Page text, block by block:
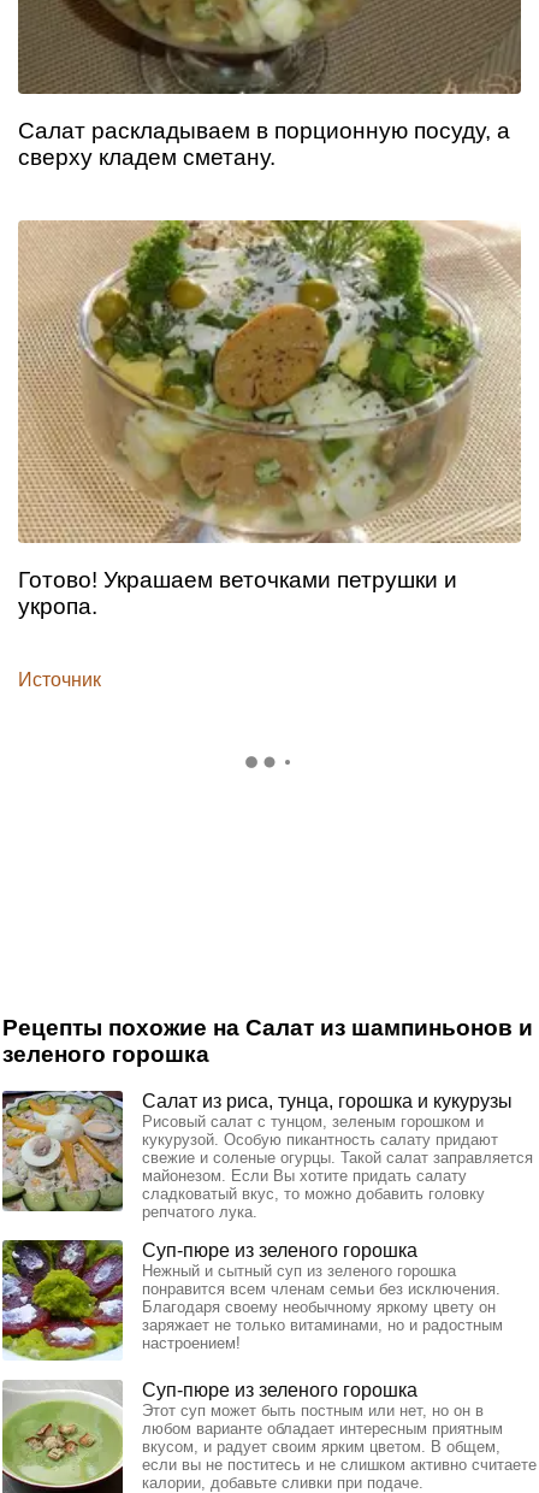
Салат раскладываем в порционную посуду, а
сверху кладем сметану.
Готово! Украшаем веточками петрушки и
укропа.
Источник
Рецепты похожие на Салат из шампиньонов и
зеленого горошка
Салат из риса, тунца, горошка и кукурузы
Рисовый салат с тунцом, зеленым горошком и
кукурузой. Особую пикантность салату придают
свежие и соленые огурцы. Такой салат заправляется
майонезом. Если Вы хотите придать салату
сладковатый вкус, то можно добавить головку
репчатого лука.
Суп-пюре из зеленого горошка
Нежный и сытный суп из зеленого горошка
понравится всем членам семьи без исключения.
Благодаря своему необычному яркому цвету он
заряжает не только витаминами, но и радостным
настроением!
Суп-пюре из зеленого горошка
Этот суп может быть постным или нет, но он в
любом варианте обладает интересным приятным
вкусом, и радует своим ярким цветом. В общем,
если вы не поститесь и не слишком активно считаете
калории, добавьте сливки при подаче.